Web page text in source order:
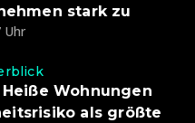
stark zu
Uhr
Wohnungen
als größte